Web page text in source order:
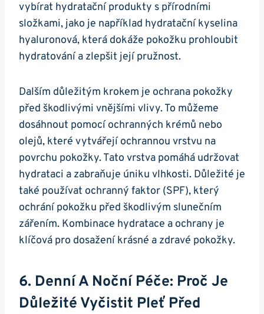
⁤vybírat hydratační produkty s přírodními
složkami,​ jako je‌ například hydratační kyselina
hyaluronová, která dokáže pokožku​ prohloubit
hydratování a ⁢zlepšit její pružnost.
Dalším důležitým krokem je​ ochrana pokožky
před škodlivými vnějšími vlivy. To můžeme
dosáhnout pomocí ochranných krémů nebo
olejů, které vytvářejí ochrannou vrstvu na
povrchu pokožky.⁣ Tato vrstva pomáhá udržovat
⁤hydrataci a⁣ zabraňuje úniku vlhkosti. Důležité je
také používat ochranný ‍faktor (SPF), ⁣který⁣
ochrání pokožku před‌ škodlivým slunečním⁤
zářením. Kombinace hydratace ⁢a ochrany‌ je
klíčová pro dosažení krásné⁢ a zdravé pokožky.
6. ‍Denní⁢ A Noční Péče: Proč Je
Důležité‍ Vyčistit Pleť ⁢před